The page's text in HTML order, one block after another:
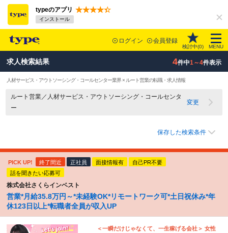
typeのアプリ
インストール
ログイン 会員登録
検討中(0) MENU
求人検索結果 4件中1～4件表示
人材サービス・アウトソーシング・コールセンター業界 × ルート営業の転職・求人情報
ルート営業／人材サービス・アウトソーシング・コールセンタ
ー
変更
保存した検索条件
PICK UP! 終了間近 正社員 面接情報有
自己PR不要
話を聞きたい応募可
株式会社さくらインベスト
営業*月給35.8万円～*未経験OK*リモートワーク可*土日祝休み*年
休123日以上*転職者全員が収入UP
＜一瞬だけじゃなくて、一生稼げる会社＞ 女性